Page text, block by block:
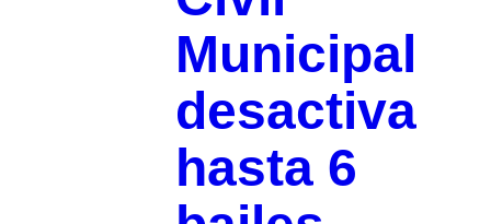
Municipal
desactiva
hasta 6